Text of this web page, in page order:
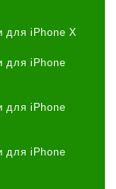
для iPhone X
для iPhone
для iPhone
для iPhone